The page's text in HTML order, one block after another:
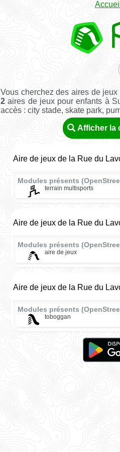
Accueil
Vous cherchez des aires de
2 aires de jeux pour enfants à
accès : city stade, skate park,
Afficher la
Aire de jeux de la Rue du
Modules présents
terrain multisports
Aire de jeux de la Rue du
Modules présents
aire de jeux
Aire de jeux de la Rue du
Modules présents
toboggan